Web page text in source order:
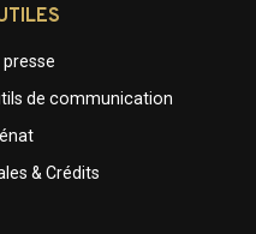
presse
de communication
& Crédits